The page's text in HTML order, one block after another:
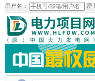
用户名： 密